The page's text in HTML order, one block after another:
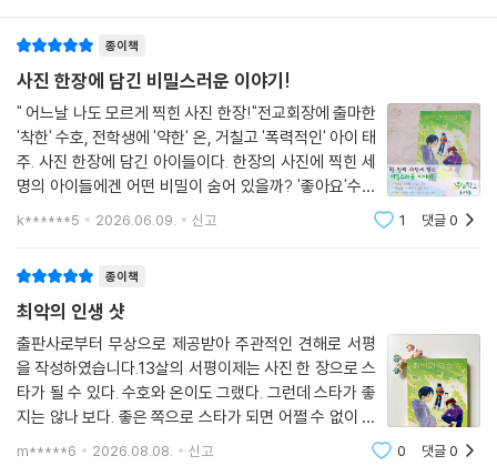
어서, 약해 보이기 싫어서, 혹은 너무 아파서 자신도 이해하지 못할 선택을
배우고 성장한다. 손이 부들부들 떨리고 심장이 터질 것 같은 순간을 견뎌
낸 뒤에야 비로소 ‘보이는 나’가 아니라 살아 있는 ‘진짜 나’를 만나게 되는
것이다. (작가의 말 중에서)
그러나 종국에 갈등을 넘어서 용기의 걸음을 내딛는 셋의 모습은 그 어느
때보다 빛난다. 세 아이의 얼굴을 비추는 빛줄기는 우리 가슴에 이렇게 속
임을 씩씩하게 인정하고 디디며 나아가야 한다고. 동시에 자신뿐만 아니라
타인 또한 그러하리라는 사실을 잊지 말아야 한다고 말이다.
최고의 인생 샷은
서로에게 손 내미는 따스함으로부터
『최악의 인생 샷』은 타인에게 휘둘리지 않는 용기와 정직에 대한 찬사임과
동시에 ‘상호 성장’에 관한 이야기이기도 하다. 한 명의 자그마한 선의가 다
종이책
사진 한장에 담긴 비밀스러운 이야기!
" 어느날 나도 모르게 찍힌 사진 한장!"전교회장에 출마한
'착한' 수호, 전학생에 '약한' 온, 거칠고 '폭력적인' 아이 태
주. 사진 한장에 담긴 아이들이다. 한장의 사진에 찍힌 세
명의 아이들에겐 어떤 비밀이 숨어 있을까? '좋아요'수가
늘어가는 만큼, 불편한 마음이 쌓여만 가는 아이들! 불편
k******5 2026.06.09. 신고 1 댓글0
종이책
최악의 인생 샷
출판사로부터 무상으로 제공받아 주관적인 견해로 서평
을 작성하였습니다.13살의 서평이제는 사진 한 장으로 스
타가 될 수 있다. 수호와 온이도 그랬다. 그런데 스타가 좋
지는 않나 보다. 좋은 쪽으로 스타가 되면 어쩔 수 없이 거
짓말을 해야 될 수도 있다. 수호도 그것 때문에 진실을 묻
m*****6 2026.08.08. 신고 0 댓글0